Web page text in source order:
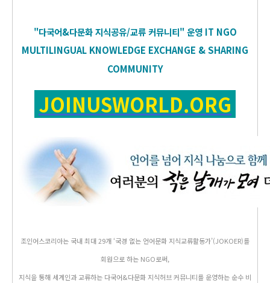
"다국어&다문화 지식공유/교류 커뮤니티" 운영 IT NGO
MULTILINGUAL KNOWLEDGE EXCHANGE & SHARING
COMMUNITY
JOINUSWORLD.ORG
조인어스코리아는 국내 최대 29개 ‘국경 없는 언어문화 지식교류활동가’(JOKOER)를
회원으로 하는 NGO로써,
지식을 통해 세계인과 교류하는 다국어&다문화 지식허브 커뮤니티를 운영하는 순수 비